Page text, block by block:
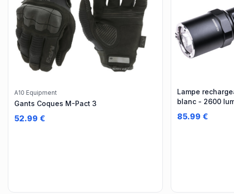
A10 Equipment
Gants Coques M-Pact 3
52.99 €
Lampe
blanc - 2600
85.99 €